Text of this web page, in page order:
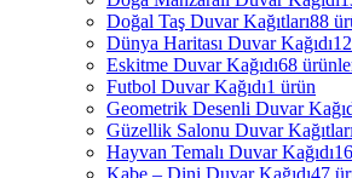
Doğal Taş Duvar Kağıtları88
Dünya Haritası Duvar Kağıdı
Eskitme Duvar Kağıdı68
Futbol Duvar Kağıdı1 ürün
Geometrik Desenli Duvar
Güzellik Salonu Duvar Kağıtları
Hayvan Temalı Duvar Kağıdı
Kabe – Dini Duvar Kağıdı47